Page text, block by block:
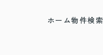
ホーム物件検索